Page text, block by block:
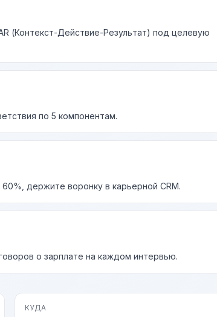
(Контекст-Действие-Результат) под целевую
по 5 компонентам.
держите воронку в карьерной CRM.
о зарплате на каждом интервью.
КУДА